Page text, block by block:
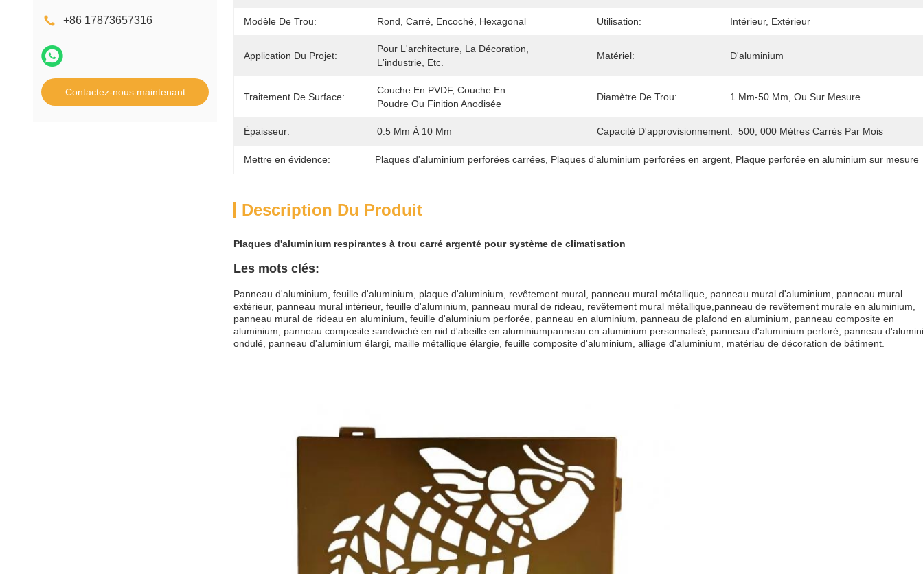
+86 17873657316
Contactez-nous maintenant
Modèle De Trou: Rond, Carré, Encoché, Hexagonal Utilisation: Intérieur, Extérieur
Application Du Projet:
Pour L'architecture, La Décoration,
L'industrie, Etc.
Matériel: D'aluminium
Traitement De Surface:
Couche En PVDF, Couche En
Poudre Ou Finition Anodisée
Diamètre De Trou: 1 Mm-50 Mm, Ou Sur Mesure
Épaisseur: 0.5 Mm À 10 Mm Capacité D'approvisionnement: 500, 000 Mètres Carrés Par Mois
Mettre en évidence: Plaques d'aluminium perforées carrées Plaques d'aluminium perforées en argent Plaque perforée en aluminium sur mesure
Description Du Produit
Plaques d'aluminium respirantes à trou carré argenté pour système de climatisation
Les mots clés:
Panneau d'aluminium, feuille d'aluminium, plaque d'aluminium, revêtement mural, panneau mural métallique, panneau mural d'aluminium, panneau mural
extérieur, panneau mural intérieur, feuille d'aluminium, panneau mural de rideau, revêtement mural métallique,panneau de revêtement murale en aluminium,
panneau mural de rideau en aluminium, feuille d'aluminium perforée, panneau en aluminium, panneau de plafond en aluminium, panneau composite en
aluminium, panneau composite sandwiché en nid d'abeille en aluminiumpanneau en aluminium personnalisé, panneau d'aluminium perforé, panneau
ondulé, panneau d'aluminium élargi, maille métallique élargie, feuille composite d'aluminium, alliage d'aluminium, matériau de décoration de bâtiment.